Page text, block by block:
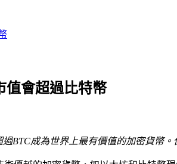
會超過比特幣
BTC成為世界上最有價值的加密貨幣